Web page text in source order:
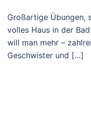
Großartige Übungen,
volles Haus in der
will man mehr –
Geschwister und […]